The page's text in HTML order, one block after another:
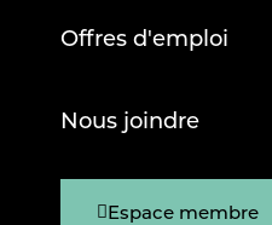
Offres d'emploi
Nous joindre
Espace membre